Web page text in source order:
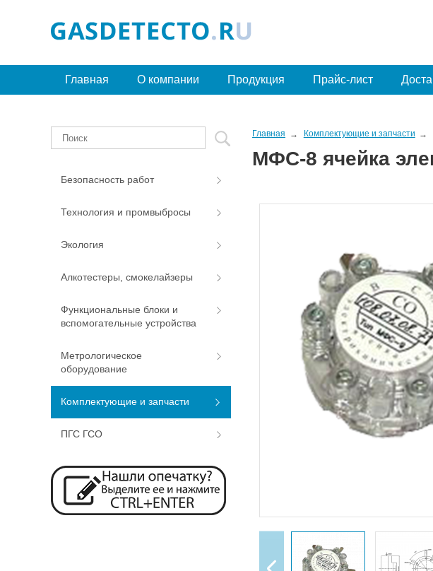
Главная О компании Продукция Прайс-лист
Главная Комплектующие и запчасти
МФС-8 ячейка
Безопасность работ
Технология и промвыбросы
Экология
Алкотестеры, смокелайзеры
Функциональные блоки и
вспомогательные устройства
Метрологическое
оборудование
Комплектующие и запчасти
ПГС ГСО